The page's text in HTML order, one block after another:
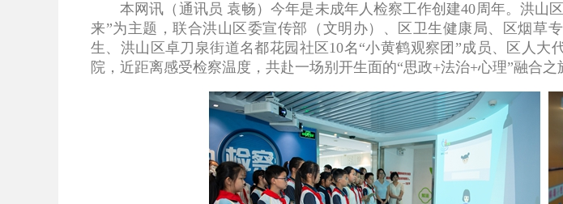
本网讯（通讯员 袁畅）今年是未成年人检察工作创建40周年。洪山
来”为主题，联合洪山区委宣传部（文明办）、区卫生健康局、区烟草
生、洪山区卓刀泉街道名都花园社区10名“小黄鹤观察团”成员、区人
院，近距离感受检察温度，共赴一场别开生面的“思政+法治+心理”融合之